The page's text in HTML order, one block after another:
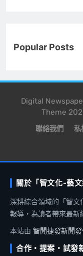
Popular Posts
Digital
Theme
聯絡我們 私
關於「智文化-藝文
深耕綜合領域的「智
報導，為讀者帶來最新
本站由 智聞捷發新聞
合作・提案・試發